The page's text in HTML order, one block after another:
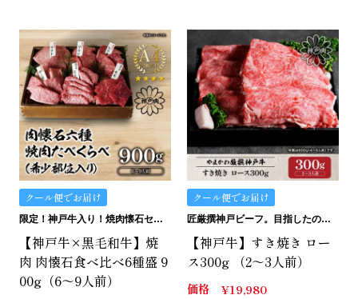
クール便でお届け
限定！神戸牛入り！焼肉懐石セット
【神戸牛×黒毛和牛】焼
肉 肉懐石食べ比べ6種盛 9
00g（6～9人前）
クール便でお届け
匠厳撰神戸ビーフ。目指したのは最上級のお家すき焼き。
【神戸牛】すき焼き ロー
ス300g （2～3人前）
価格 ¥19,980